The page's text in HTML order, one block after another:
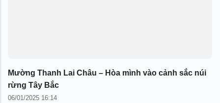
Mường Thanh Lai Châu – Hòa mình vào cảnh sắc núi
rừng Tây Bắc
06/01/2025 16:14